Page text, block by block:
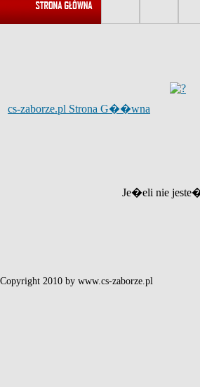
cs-zaborze.pl Strona G��wna
Je�eli nie
Copyright 2010 by www.cs-zaborze.pl